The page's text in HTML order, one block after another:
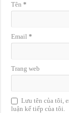
Tên*
Email*
Trang web
Lưu tên của tôi,
luận kế tiếp của tôi.